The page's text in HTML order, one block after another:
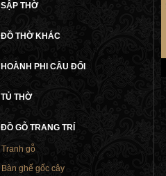
SẬP THỜ
ĐỒ THỜ KHÁC
HOÀNH PHI CÂU ĐỐI
TỦ THỜ
ĐỒ GỖ TRANG TRÍ
Tranh gỗ
Bàn ghế gốc cây